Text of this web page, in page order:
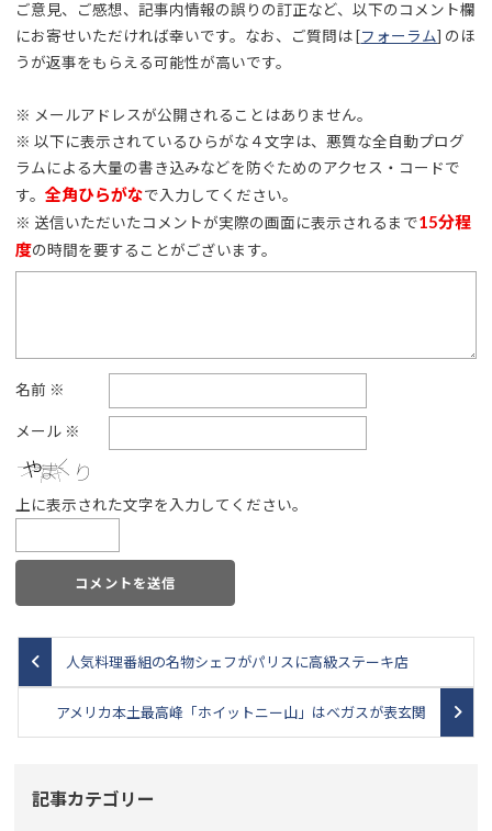
ご意見、ご感想、記事内情報の誤りの訂正など、以下のコメント欄
にお寄せいただければ幸いです。なお、ご質問は [フォーラム] のほ
うが返事をもらえる可能性が高いです。
※ メールアドレスが公開されることはありません。
※ 以下に表示されているひらがな４文字は、悪質な全自動プログ
ラムによる大量の書き込みなどを防ぐためのアクセス・コードで
す。全角ひらがなで入力してください。
※ 送信いただいたコメントが実際の画面に表示されるまで15分程
度の時間を要することがございます。
名前 ※
メール ※
上に表示された文字を入力してください。
人気料理番組の名物シェフがパリスに高級ステーキ店
アメリカ本土最高峰「ホイットニー山」はベガスが表玄関
記事カテゴリー